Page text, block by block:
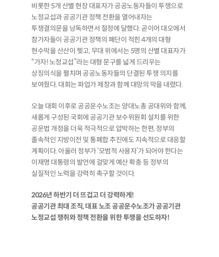
비롯한 5개 산별 현장 대표자가 공공노동자들이 투쟁으로
노정교섭과 공공기관 정책 전환을 열어내자는
투쟁결의문을 낭독하면서 절정에 달했다. 곧이어 대오에서
참가자들이 공공기관 정책의 폐단이 적힌 4개의 대형
현수막을 산산이 찢고, 무대 위에서는 5명의 산별 대표자가
“가자! 노정교섭”라는 대형 문구를 넓게 드리우는
상징의식을 펼치며 공공노동자들의 단결된 투쟁 의지를
보여줬다. 대회는 파업가 제창과 함께 대망의 막을 내렸다.
오늘 대회 이후로 공공운수노조는 양대노총 공대위와 함께,
새롭게 구성된 국회에 공공기관 보수위원회 설치를 위한
공운법 개정을 더욱 적극적으로 압박하는 한편, 정부의
졸속적인 지방이전 및 통폐합 추진에도 지속적으로 대응할
계획이다. 아울러 정부가 ‘모범적 사용자’가 되어야 한다는
이재명 대통령의 발언에 걸맞게 예산 확충 등 정부의
실질적인 노력을 강력히 촉구할 것이다.
2026년 하반기 더 뜨겁고 더 강력하게!
공공기관 최대 조직, 대표 노조 공공운수노조가 공공기관
노정교섭 쟁취와 정책 전환을 위한 투쟁을 선도하자!